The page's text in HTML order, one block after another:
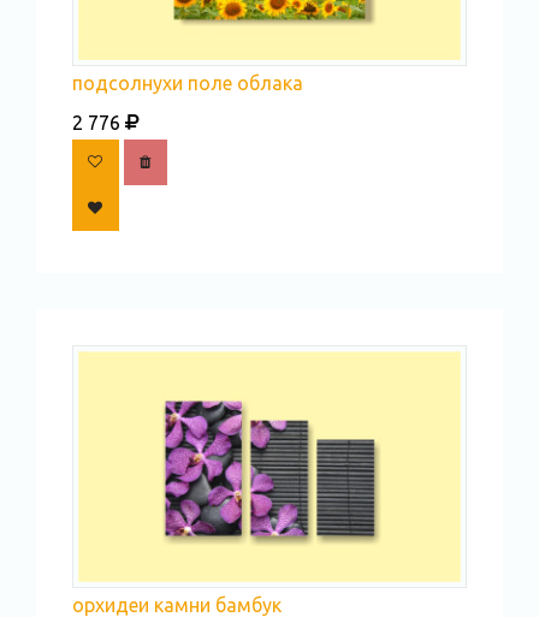
подсолнухи поле облака
2 776
орхидеи камни бамбук